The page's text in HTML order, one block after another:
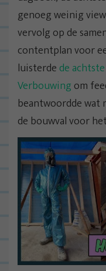
genoeg weinig
vervolg op de
contentplan voor
luisterde de
Verbouwingom
beantwoordde wat
de bouwval voor